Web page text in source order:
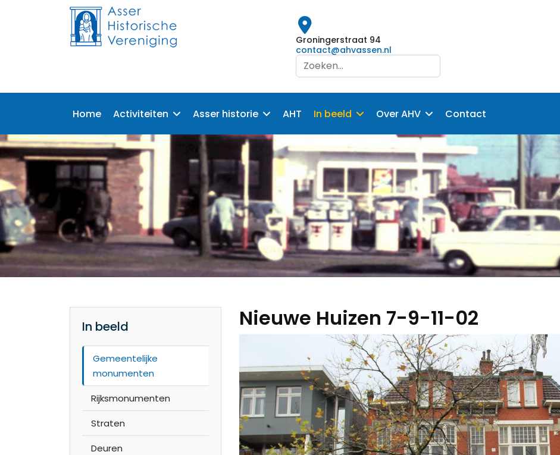
Groningerstraat 94
contact@ahvassen.nl
Search
...
Home Activiteiten Asser historie AHT In beeld Over AHV Contact
In beeld
Gemeentelijke
monumenten
Rijksmonumenten
Straten
Deuren
Nieuwe Huizen 7-9-11-02